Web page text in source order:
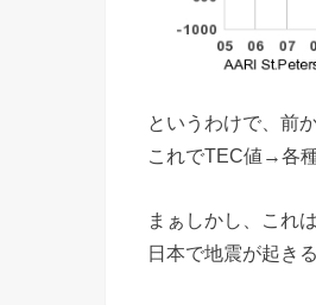
というわけで、前
これでTEC値→各
まぁしかし、これ
日本で地震が起き